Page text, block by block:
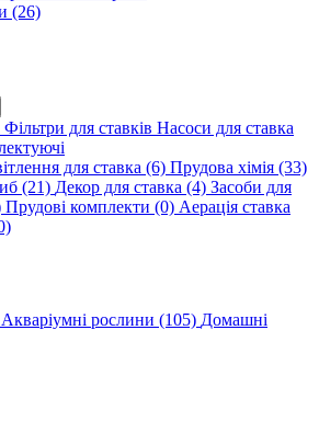
(26)
Фільтри для ставків Насоси для ставка
для ставка (6) Прудова хімія (33)
(21) Декор для ставка (4) Засоби для
Прудові комплекти (0) Аерація ставка
Акваріумні рослини (105) Домашні